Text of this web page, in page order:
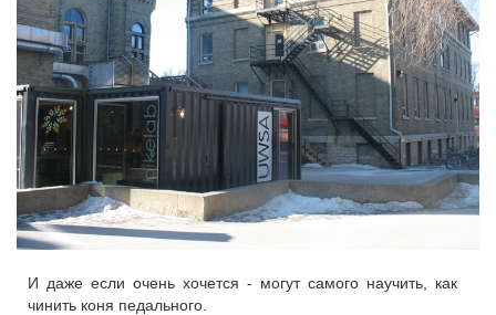
И даже если очень хочется - могут самого научить, как
чинить коня педального.